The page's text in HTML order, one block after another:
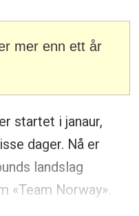
mer enn ett år
startet i janaur,
dager. Nå er
landslag
«Team Norway».